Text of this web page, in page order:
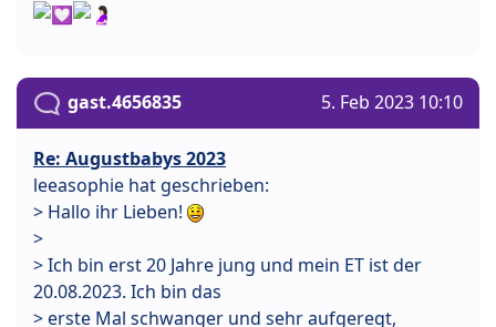
gast.4656835 5. Feb 2023 10:10
Re: Augustbabys 2023
leeasophie hat geschrieben:
> Hallo ihr Lieben!
>
> Ich bin erst 20 Jahre jung und mein ET ist der
20.08.2023. Ich bin das
> erste Mal schwanger und sehr aufgeregt,